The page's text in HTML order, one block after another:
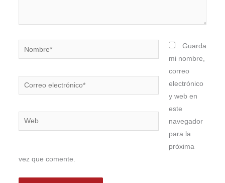
Nombre*
Correo
electrónico*
Web
Guarda
mi nombre,
correo
electrónico
y web en
este
navegador
para la
próxima
vez que comente.